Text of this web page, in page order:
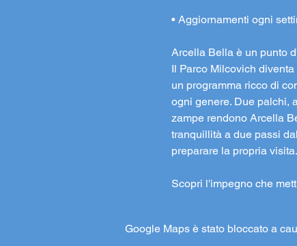
• Aggiornamenti ogni
Arcella Bella è un punto
Il Parco Milcovich
un programma ricco di
ogni genere. Due palchi,
zampe rendono Arcella
tranquillità a due passi
preparare la propria visita.
Scopri l'impegno che
Google Maps è stato bloccato a